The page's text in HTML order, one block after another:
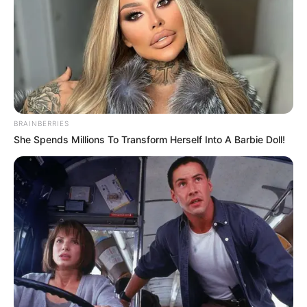
COMPARTIR
UNIRSE AL CANAL DE WHATSAPP
ElConcejo Distrital de Cartagena realizó una nueva
Secretaría del Interior
, dependencia que presentó un
balance de las principales acciones ejecutadas en
materia de seguridad, convivencia ciudadana, control del
espacio público y gestión administrativa durante los
primeros meses de 2026.
Balance de operativos, controles y
acciones en Cartagena
BRAINBERRIES
She Spends Millions To Transform Herself Into A Barbie Doll!